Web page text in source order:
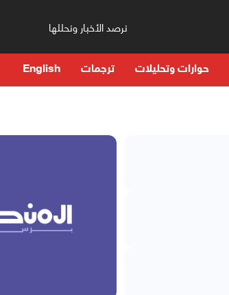
نرصد الأخبار ونحللها
حوارات وتحليلات ترجمات English